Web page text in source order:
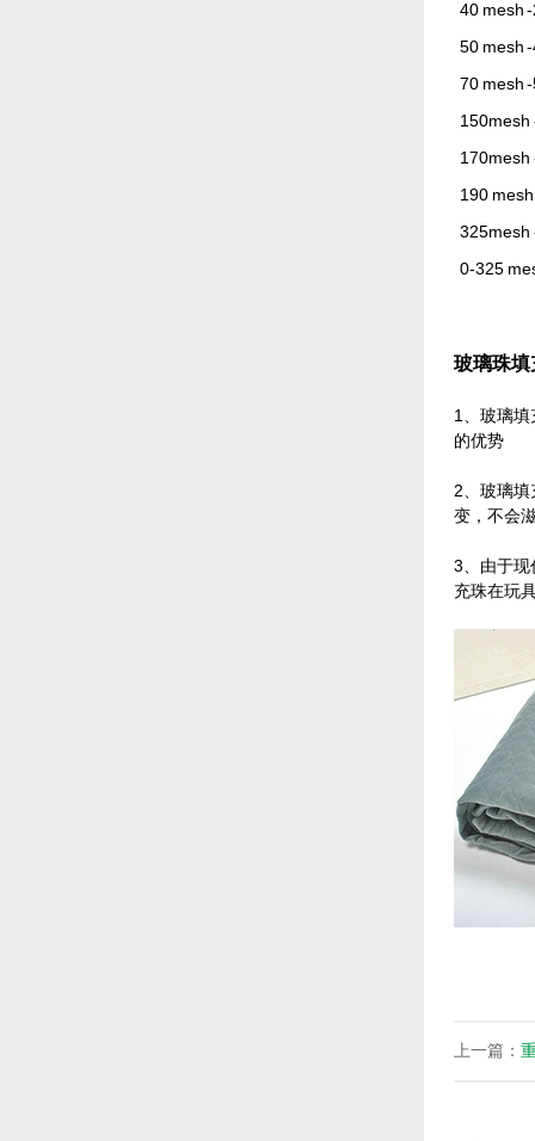
40 mesh
50 mesh
70 mesh
150mesh
170mesh
190
325mesh
0-325
玻璃珠填
1、玻璃
的优势
2、玻璃
变，不会
3、由于现
充珠在玩
上一篇：